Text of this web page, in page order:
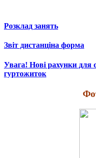
Розклад занять
Звіт дистанціна форма
Увага! Нові рахунки для
гуртожиток